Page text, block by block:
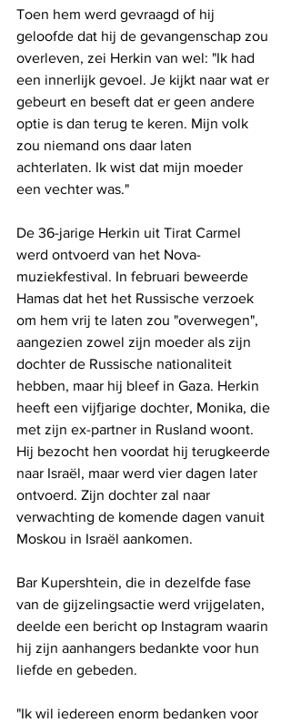
Toen hem werd gevraagd of hij
geloofde dat hij de gevangenschap zou
overleven, zei Herkin van wel: "Ik had
een innerlijk gevoel. Je kijkt naar wat er
gebeurt en beseft dat er geen andere
optie is dan terug te keren. Mijn volk
zou niemand ons daar laten
achterlaten. Ik wist dat mijn moeder
een vechter was."
De 36-jarige Herkin uit Tirat Carmel
werd ontvoerd van het Nova-
muziekfestival. In februari beweerde
Hamas dat het het Russische verzoek
om hem vrij te laten zou "overwegen",
aangezien zowel zijn moeder als zijn
dochter de Russische nationaliteit
hebben, maar hij bleef in Gaza. Herkin
heeft een vijfjarige dochter, Monika, die
met zijn ex-partner in Rusland woont.
Hij bezocht hen voordat hij terugkeerde
naar Israël, maar werd vier dagen later
ontvoerd. Zijn dochter zal naar
verwachting de komende dagen vanuit
Moskou in Israël aankomen.
Bar Kupershtein, die in dezelfde fase
van de gijzelingsactie werd vrijgelaten,
deelde een bericht op Instagram waarin
hij zijn aanhangers bedankte voor hun
liefde en gebeden.
"Ik wil iedereen enorm bedanken voor